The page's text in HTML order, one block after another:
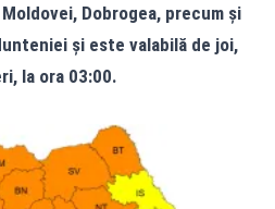
Dobrogea, precum și
și este valabilă de joi,
la ora 03:00.